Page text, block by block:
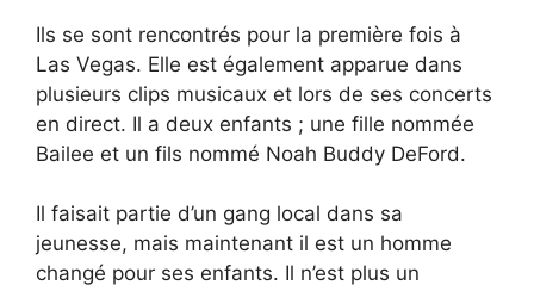
Ils se sont rencontrés pour la première fois à
Las Vegas. Elle est également apparue dans
plusieurs clips musicaux et lors de ses concerts
en direct. Il a deux enfants ; une fille nommée
Bailee et un fils nommé Noah Buddy DeFord.
Il faisait partie d’un gang local dans sa
jeunesse, mais maintenant il est un homme
changé pour ses enfants. Il n’est plus un